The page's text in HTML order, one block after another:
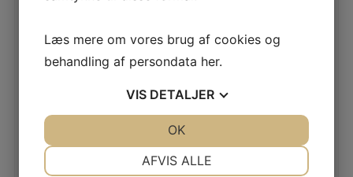
KLATREVÆG MED AFSKÆRMNING
TÅRNSYSTEM 40 NATUR
Læs mere om vores brug af cookies og
behandling af persondata her.
VIS DETALJER
AFVIS ALLE
OK